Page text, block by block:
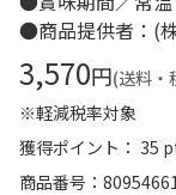
●商品提供者：(
3,570円(送料・
※軽減税率対象
獲得ポイント： 35
商品番号